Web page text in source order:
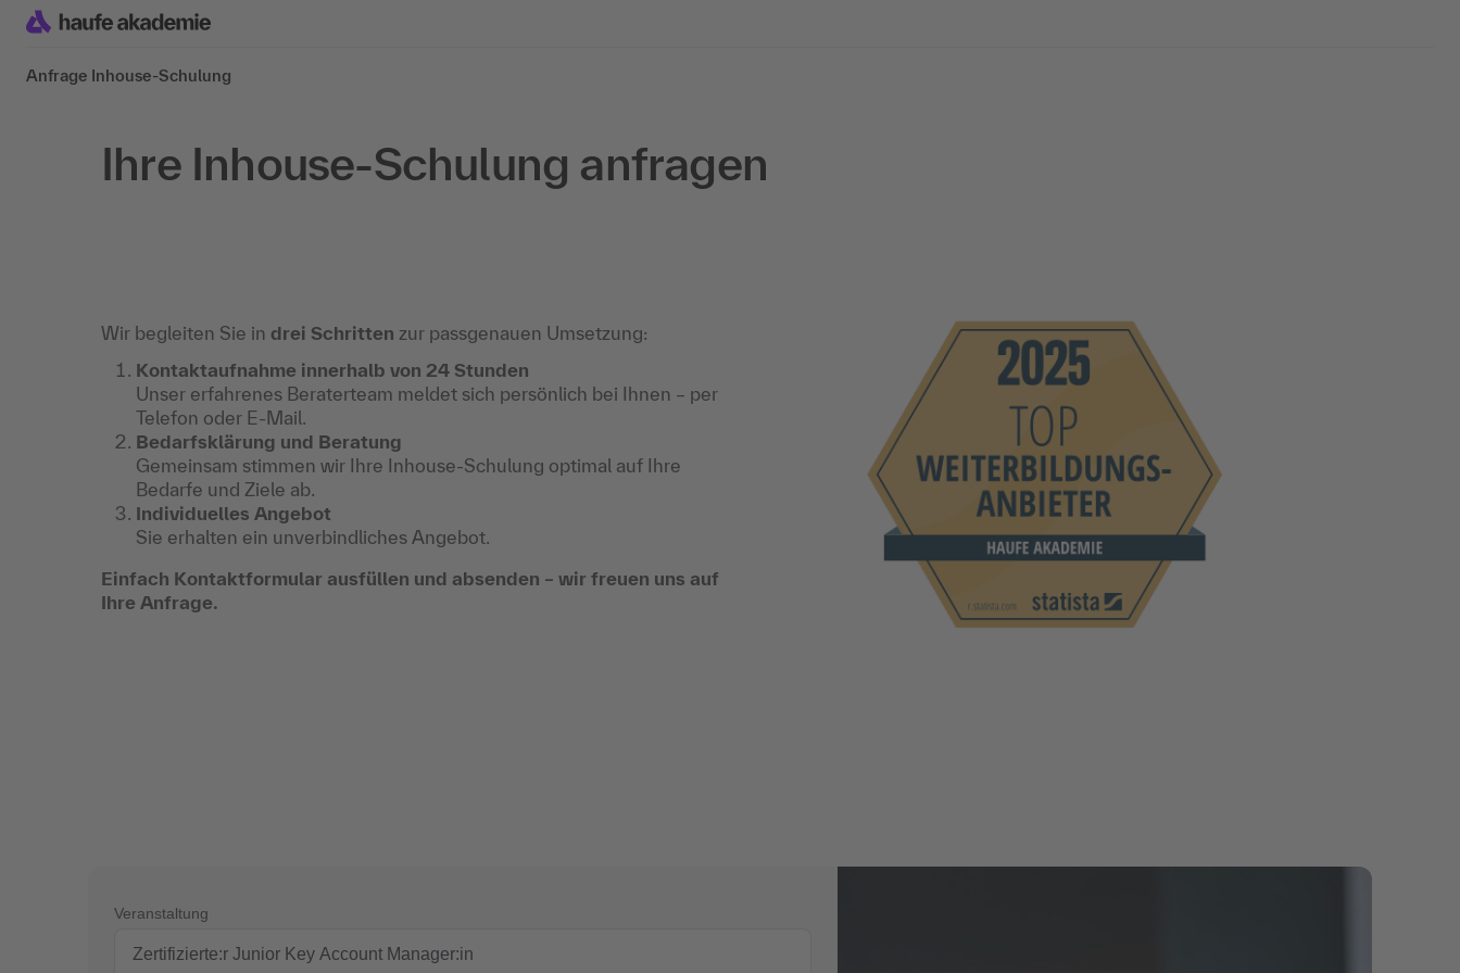
Anfrage Inhouse-Schulung
Ihre Inhouse-Schulung anfragen
Wir begleiten Sie in drei Schritten zur passgenauen Umsetzung:
Kontaktaufnahme innerhalb von 24 Stunden
Unser erfahrenes Beraterteam meldet sich persönlich bei Ihnen – per
Telefon oder E-Mail.
Bedarfsklärung und Beratung
Gemeinsam stimmen wir Ihre Inhouse-Schulung optimal auf Ihre
Bedarfe und Ziele ab.
Individuelles Angebot
Sie erhalten ein unverbindliches Angebot.
Einfach Kontaktformular ausfüllen und absenden – wir freuen uns auf
Ihre Anfrage.
Veranstaltung